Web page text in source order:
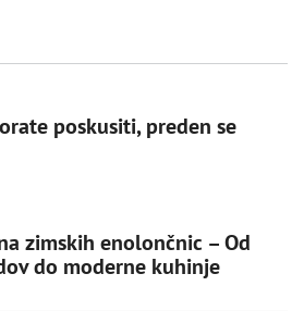
poskusiti, preden se
zimskih enolončnic – Od
do moderne kuhinje